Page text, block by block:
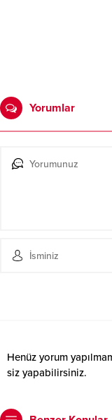
Yorumlar
Henüz yorum
siz yapabilirsiniz.